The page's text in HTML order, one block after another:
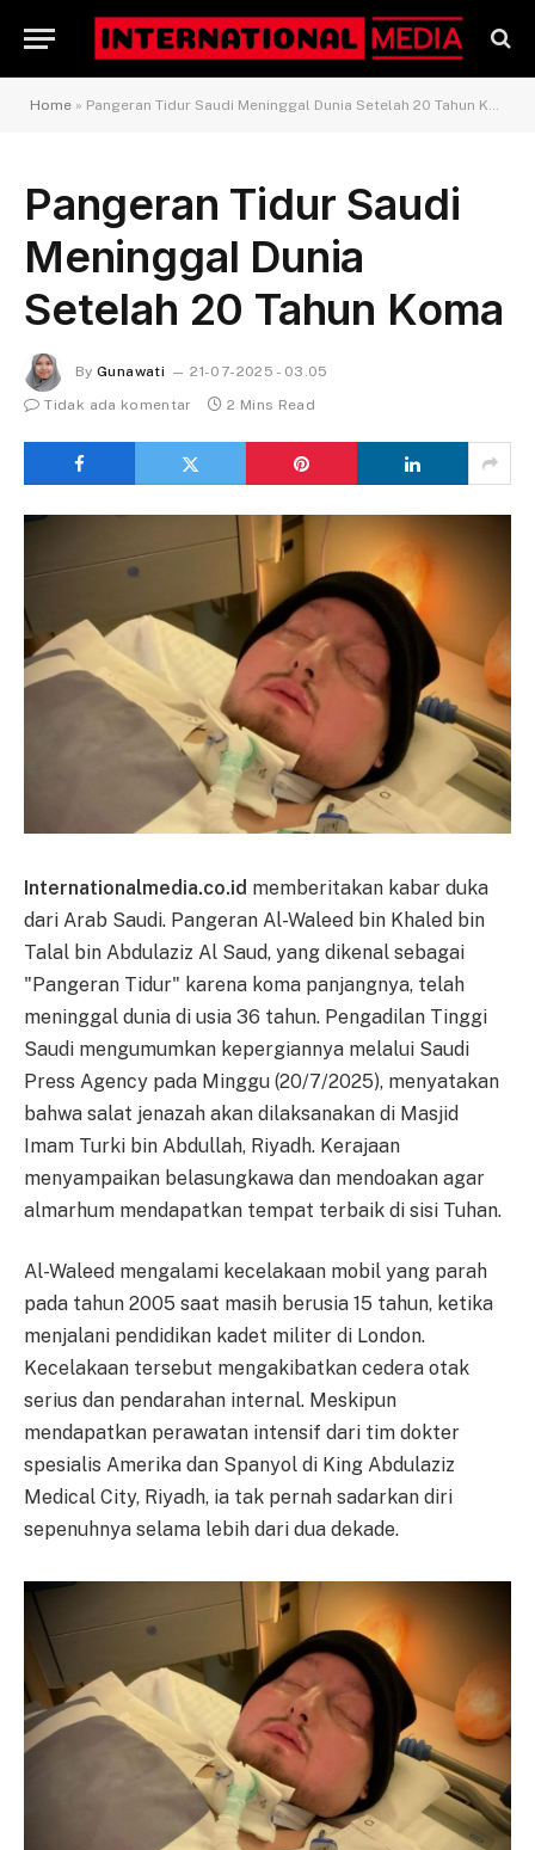
Home » Pangeran Tidur Saudi Meninggal Dunia Setelah 20 Tahun Koma
Pangeran Tidur Saudi
Meninggal Dunia
Setelah 20 Tahun Koma
By Gunawati
21-07-2025 - 03.05
Tidak ada komentar
2 Mins Read
Internationalmedia.co.id memberitakan kabar duka
dari Arab Saudi. Pangeran Al-Waleed bin Khaled bin
Talal bin Abdulaziz Al Saud, yang dikenal sebagai
"Pangeran Tidur" karena koma panjangnya, telah
meninggal dunia di usia 36 tahun. Pengadilan Tinggi
Saudi mengumumkan kepergiannya melalui Saudi
Press Agency pada Minggu (20/7/2025), menyatakan
bahwa salat jenazah akan dilaksanakan di Masjid
Imam Turki bin Abdullah, Riyadh. Kerajaan
menyampaikan belasungkawa dan mendoakan agar
almarhum mendapatkan tempat terbaik di sisi Tuhan.
Al-Waleed mengalami kecelakaan mobil yang parah
pada tahun 2005 saat masih berusia 15 tahun, ketika
menjalani pendidikan kadet militer di London.
Kecelakaan tersebut mengakibatkan cedera otak
serius dan pendarahan internal. Meskipun
mendapatkan perawatan intensif dari tim dokter
spesialis Amerika dan Spanyol di King Abdulaziz
Medical City, Riyadh, ia tak pernah sadarkan diri
sepenuhnya selama lebih dari dua dekade.